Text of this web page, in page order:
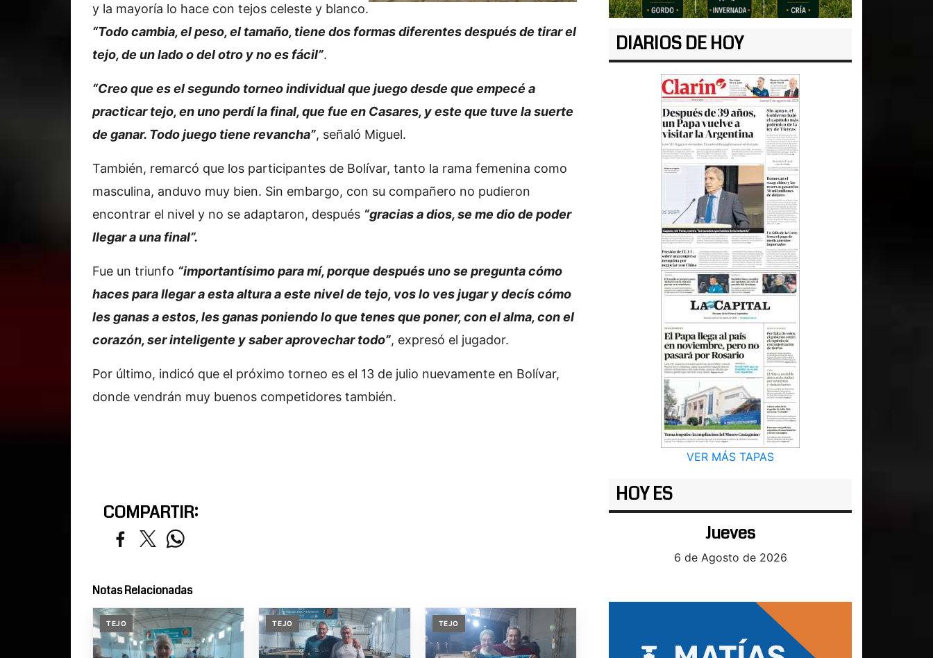
y la mayoría lo hace con tejos celeste y blanco.
“Todo cambia, el peso, el tamaño, tiene dos formas diferentes después de tirar el
tejo, de un lado o del otro y no es fácil”.
“Creo que es el segundo torneo individual que juego desde que empecé a
practicar tejo, en uno perdí la final, que fue en Casares, y este que tuve la suerte
de ganar. Todo juego tiene revancha”, señaló Miguel.
También, remarcó que los participantes de Bolívar, tanto la rama femenina como
masculina, anduvo muy bien. Sin embargo, con su compañero no pudieron
encontrar el nivel y no se adaptaron, después “gracias a dios, se me dio de poder
llegar a una final”.
Fue un triunfo “importantísimo para mí, porque después uno se pregunta cómo
haces para llegar a esta altura a este nivel de tejo, vos lo ves jugar y decís cómo
les ganas a estos, les ganas poniendo lo que tenes que poner, con el alma, con el
corazón, ser inteligente y saber aprovechar todo”, expresó el jugador.
Por último, indicó que el próximo torneo es el 13 de julio nuevamente en Bolívar,
donde vendrán muy buenos competidores también.
COMPARTIR:
Notas Relacionadas
TEJO TEJO TEJO
DIARIOS DE HOY
VER MÁS TAPAS
HOY ES
Jueves
6 de Agosto de 2026